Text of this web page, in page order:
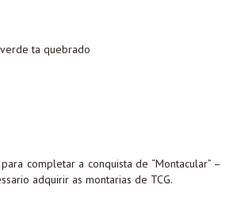
ta quebrado
completar a conquista de “Montacular” –
adquirir as montarias de TCG.